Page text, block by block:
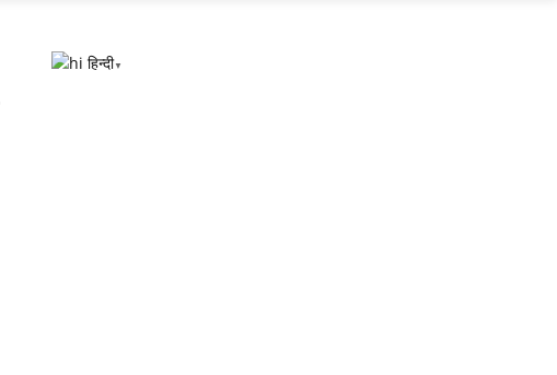
हिन्दी▼